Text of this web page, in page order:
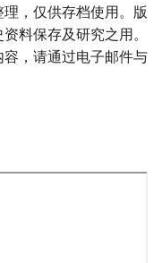
，仅供存档使用。版
料保存及研究之用。
，请通过电子邮件与